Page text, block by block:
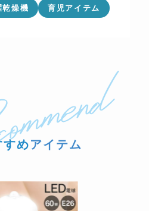
乾燥機 育児アイテム
すめアイテム